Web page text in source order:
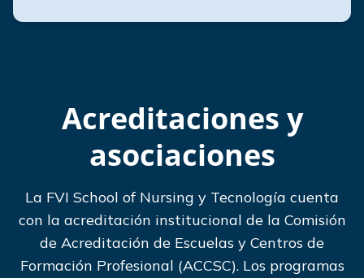
Acreditaciones y
asociaciones
La FVI School of Nursing y Tecnología cuenta
con la acreditación institucional de la Comisión
de Acreditación de Escuelas y Centros de
Formación Profesional (ACCSC). Los programas